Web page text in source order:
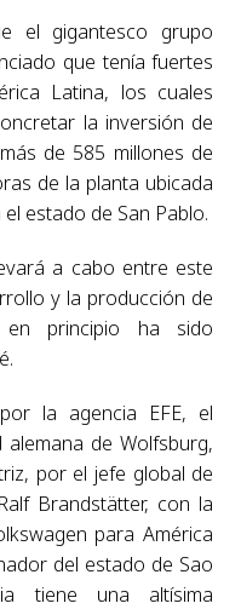
el gigantesco grupo
que tenía fuertes
Latina, los cuales
la inversión de
de 585 millones de
de la planta ubicada
estado de San Pablo.
a cabo entre este
y la producción de
principio ha sido
la agencia EFE, el
de Wolfsburg,
por el jefe global de
Brandstätter, con la
para América
del estado de Sao
tiene una altísima